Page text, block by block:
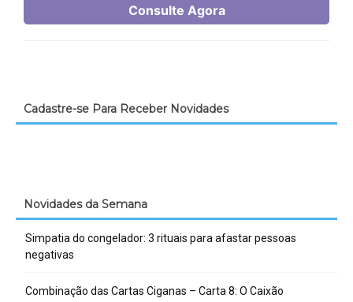
Cadastre-se Para Receber Novidades
Novidades da Semana
Simpatia do congelador: 3 rituais para afastar pessoas
negativas
Combinação das Cartas Ciganas – Carta 8: O Caixão